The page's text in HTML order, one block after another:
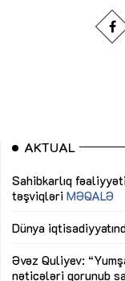
AKTUAL
Sahibkarlıq
təşviqləri MƏQALƏ
Dünya
Əvəz Quliyev:
nəticələri qorunub